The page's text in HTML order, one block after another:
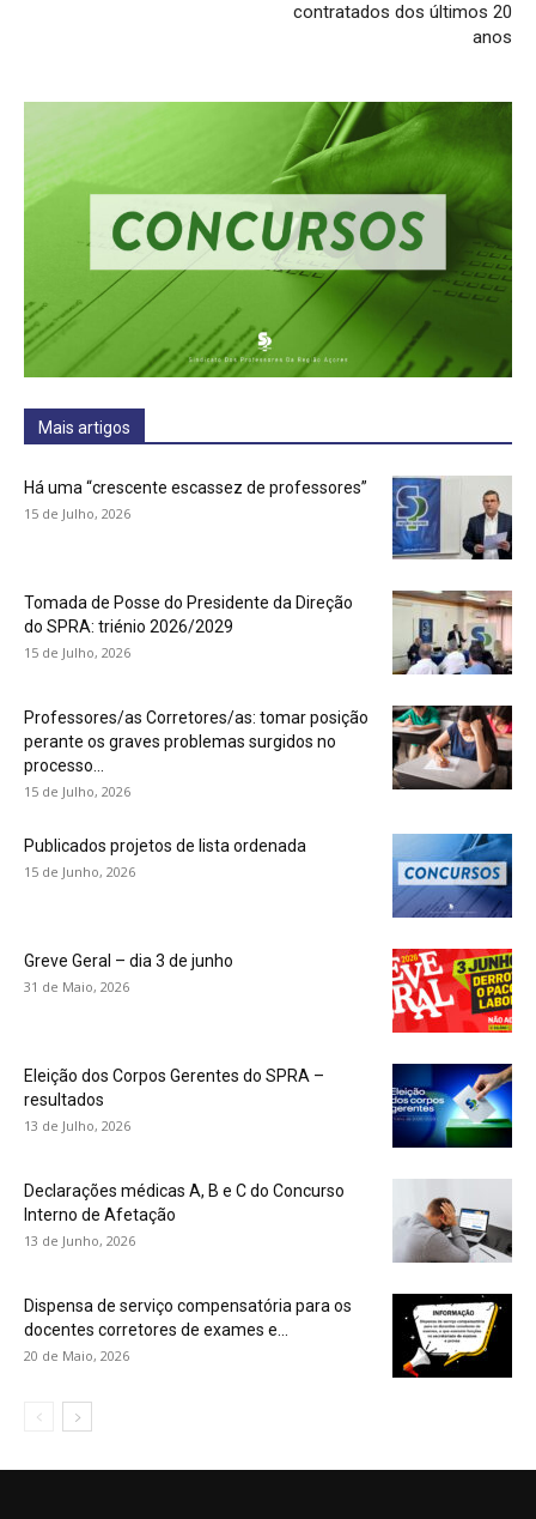
contratados dos últimos 20
anos
Mais artigos
Há uma “crescente escassez de professores”
15 de Julho, 2026
Tomada de Posse do Presidente da Direção
do SPRA: triénio 2026/2029
15 de Julho, 2026
Professores/as Corretores/as: tomar posição
perante os graves problemas surgidos no
processo...
15 de Julho, 2026
Publicados projetos de lista ordenada
15 de Junho, 2026
Greve Geral – dia 3 de junho
31 de Maio, 2026
Eleição dos Corpos Gerentes do SPRA –
resultados
13 de Julho, 2026
Declarações médicas A, B e C do Concurso
Interno de Afetação
13 de Junho, 2026
Dispensa de serviço compensatória para os
docentes corretores de exames e...
20 de Maio, 2026